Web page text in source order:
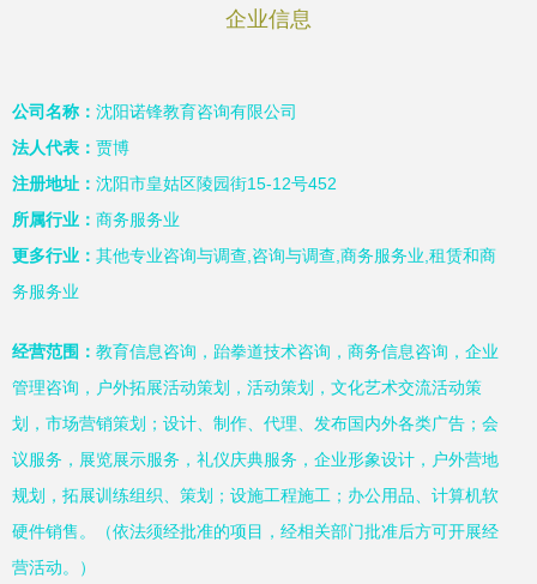
企业信息
公司名称： 沈阳诺锋教育咨询有限公司
法人代表： 贾博
注册地址： 沈阳市皇姑区陵园街15-12号452
所属行业： 商务服务业
更多行业： 其他专业咨询与调查,咨询与调查,商务服务业,租赁和商
务服务业
经营范围： 教育信息咨询，跆拳道技术咨询，商务信息咨询，企业
管理咨询，户外拓展活动策划，活动策划，文化艺术交流活动策
划，市场营销策划；设计、制作、代理、发布国内外各类广告；会
议服务，展览展示服务，礼仪庆典服务，企业形象设计，户外营地
规划，拓展训练组织、策划；设施工程施工；办公用品、计算机软
硬件销售。（依法须经批准的项目，经相关部门批准后方可开展经
营活动。）